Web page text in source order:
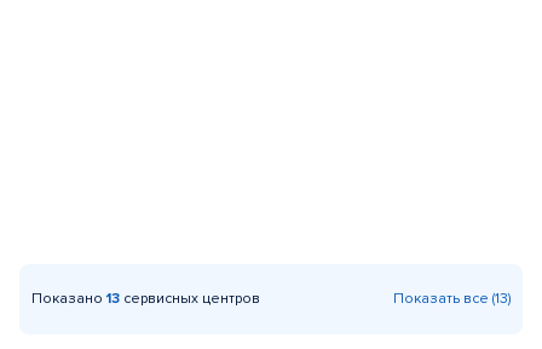
Показано 13 сервисных центров Показать все (13)